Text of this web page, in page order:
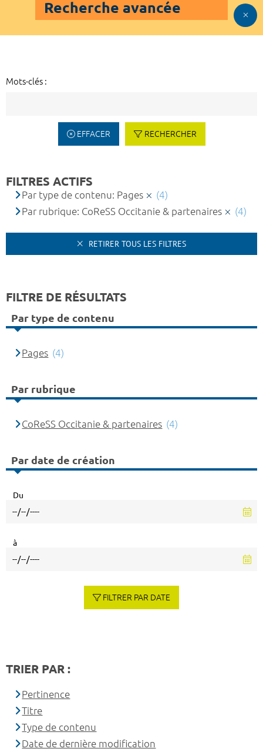
Recherche avancée
Mots-clés :
EFFACER RECHERCHER
FILTRES ACTIFS
Par type de contenu: Pages
(4)
Par rubrique: CoReSS Occitanie & partenaires
(4)
RETIRER TOUS LES FILTRES
FILTRE DE RÉSULTATS
Par type de contenu
Pages (4)
Par rubrique
CoReSS Occitanie & partenaires (4)
Par date de création
Du
à
FILTRER PAR DATE
TRIER PAR :
Pertinence
Titre
Type de contenu
Date de dernière modification